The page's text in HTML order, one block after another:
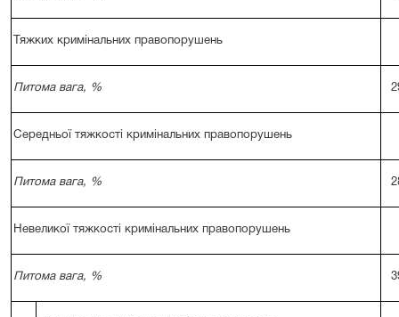
Тяжких кримінальних правопорушень
Питома вага, %
Середньої тяжкості кримінальних правопорушень
Питома вага, %
Невеликої тяжкості кримінальних правопорушень
Питома вага, %